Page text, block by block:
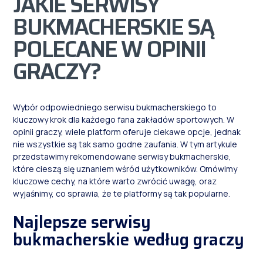
BUKMACHERSKIE SĄ
POLECANE W OPINII
GRACZY?
Wybór odpowiedniego serwisu bukmacherskiego to
kluczowy krok dla każdego fana zakładów sportowych. W
opinii graczy, wiele platform oferuje ciekawe opcje, jednak
nie wszystkie są tak samo godne zaufania. W tym artykule
przedstawimy rekomendowane serwisy bukmacherskie,
które cieszą się uznaniem wśród użytkowników. Omówimy
kluczowe cechy, na które warto zwrócić uwagę, oraz
wyjaśnimy, co sprawia, że te platformy są tak popularne.
Najlepsze serwisy
bukmacherskie według graczy